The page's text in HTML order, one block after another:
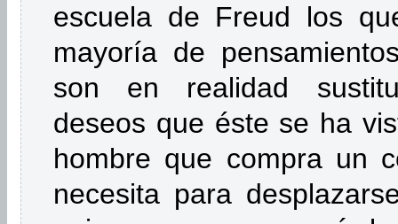
escuela de Freud los
mayoría de
son en realidad
deseos que éste se ha
hombre que compra un
necesita para